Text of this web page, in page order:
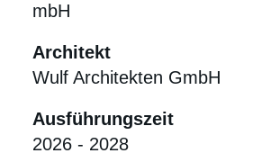
mbH
Architekt
Wulf Architekten GmbH
Ausführungszeit
2026 - 2028